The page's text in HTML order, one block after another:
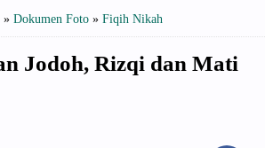
» Dokumen Foto » Fiqih Nikah
Jodoh, Rizqi dan Mati